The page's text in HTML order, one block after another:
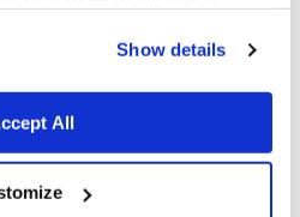
Show details
All